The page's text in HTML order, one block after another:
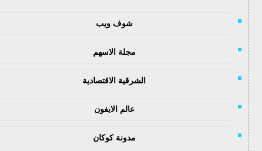
شوف ويب
مجلة الاسهم
الشرقية الاقتصادية
عالم الايفون
مدونة كوكان